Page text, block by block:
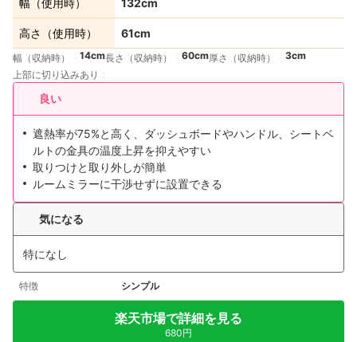
高さ（使用時） 61cm
幅（収納時） 14cm長さ（収納時） 60cm厚さ（収納時）
3cm
上部に切り込みあり
良い
遮熱率が75%と高く、ダッシュボードやハンドル、シートベ
ルトの金具の温度上昇を抑えやすい
取りつけと取り外しが簡単
ルームミラーに干渉せずに設置できる
気になる
特になし
特徴 シンプル
楽天市場で詳細を見る
680円